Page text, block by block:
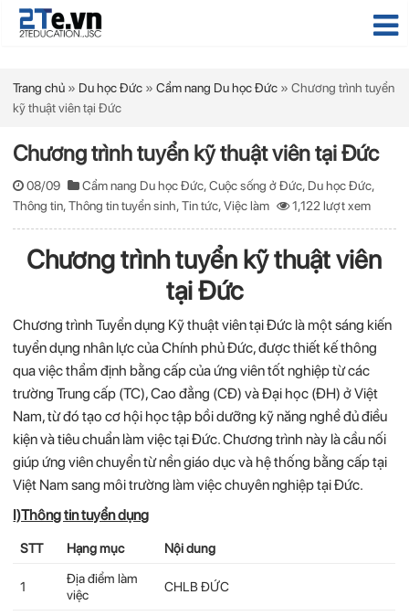
Trang chủ » Du học Đức » Cẩm nang Du học Đức » Chương trình tuyển
kỹ thuật viên tại Đức
Chương trình tuyển kỹ thuật viên tại Đức
08/09 Cẩm nang Du học Đức,Cuộc sống ở Đức, Du học Đức,
Thông tin,Thông tin tuyển sinh,Tin tức,Việc làm 1,122 lượt xem
Chương trình tuyển kỹ thuật viên
tại Đức
Chương trình Tuyển dụng Kỹ thuật viên tại Đức là một sáng kiến
tuyển dụng nhân lực của Chính phủ Đức, được thiết kế thông
qua việc thẩm định bằng cấp của ứng viên tốt nghiệp từ các
trường Trung cấp (TC), Cao đẳng (CĐ) và Đại học (ĐH) ở Việt
Nam, từ đó tạo cơ hội học tập bồi dưỡng kỹ năng nghề đủ điều
kiện và tiêu chuẩn làm việc tại Đức. Chương trình này là cầu nối
giúp ứng viên chuyển từ nền giáo dục và hệ thống bằng cấp tại
Việt Nam sang môi trường làm việc chuyên nghiệp tại Đức.
I)Thông tin tuyển dụng
STT Hạng mục Nội dung
1
Địa điểm làm
việc
CHLB ĐỨC